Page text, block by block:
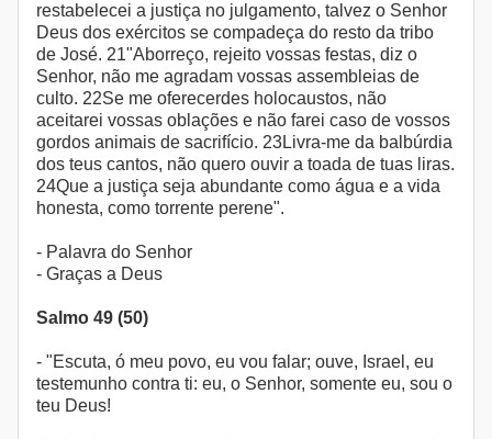
restabelecei a justiça no julgamento, talvez o Senhor
Deus dos exércitos se compadeça do resto da tribo
de José. 21"Aborreço, rejeito vossas festas, diz o
Senhor, não me agradam vossas assembleias de
culto. 22Se me oferecerdes holocaustos, não
aceitarei vossas oblações e não farei caso de vossos
gordos animais de sacrifício. 23Livra-me da balbúrdia
dos teus cantos, não quero ouvir a toada de tuas liras.
24Que a justiça seja abundante como água e a vida
honesta, como torrente perene".
- Palavra do Senhor
- Graças a Deus
Salmo 49 (50)
- "Escuta, ó meu povo, eu vou falar; ouve, Israel, eu
testemunho contra ti: eu, o Senhor, somente eu, sou o
teu Deus!